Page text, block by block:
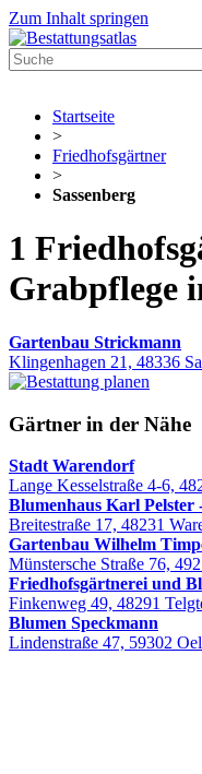
Zum Inhalt springen
Startseite
>
Friedhofsgärtner
>
Sassenberg
1
Grabpflege
Gartenbau Strickmann
Klingenhagen 21, 48336
Gärtner in der Nähe
Stadt Warendorf
Lange Kesselstraße 4-6,
Blumenhaus Karl Pelster
Breitestraße 17, 48231
Gartenbau Wilhelm
Münstersche Straße 76,
Friedhofsgärtnerei und
Finkenweg 49, 48291
Blumen Speckmann
Lindenstraße 47, 59302